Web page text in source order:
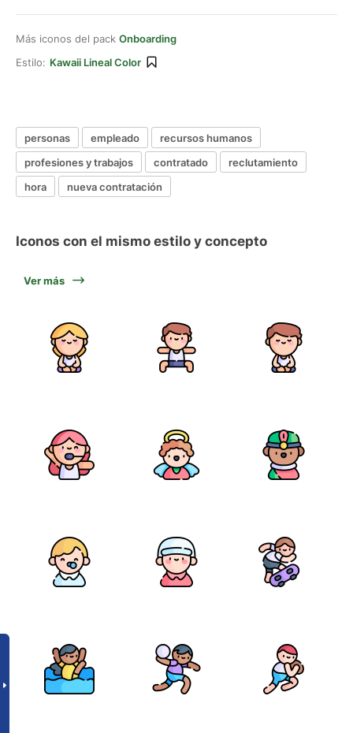
Más iconos del pack Onboarding
Estilo: Kawaii Lineal Color
personas empleado
recursos humanos
profesiones y trabajos
contratado
reclutamiento
hora
nueva contratación
Iconos con el mismo estilo y concepto
Ver más